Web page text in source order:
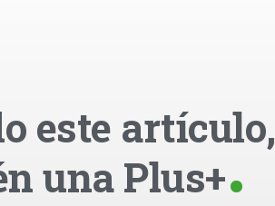
este artículo,
una Plus+